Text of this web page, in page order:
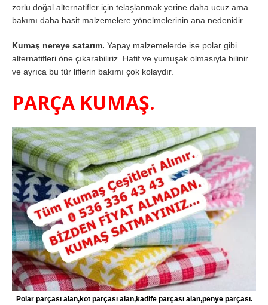
zorlu doğal alternatifler için telaşlanmak yerine daha ucuz ama
bakımı daha basit malzemelere yönelmelerinin ana nedenidir. .
Kumaş nereye satarım. Yapay malzemelerde ise polar gibi
alternatifleri öne çıkarabiliriz. Hafif ve yumuşak olmasıyla bilinir
ve ayrıca bu tür liflerin bakımı çok kolaydır.
PARÇA KUMAŞ.
Polar parçası alan,kot parçası alan,kadife parçası alan,penye parçası.